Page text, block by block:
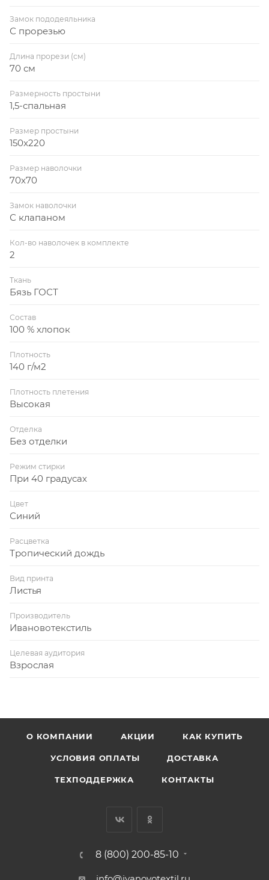
Замок пододеяльника
С прорезью
Длина прорези (см)
70 см
Размерность простыни
1,5-спальная
Размер простыни
150x220
Размер наволочки
70x70
Замок наволочки
С клапаном
Кол-во наволочек в комплекте
2
Ткань
Бязь ГОСТ
Состав
100 % хлопок
Плотность
140 г/м2
Плотность плетения
Высокая
Отделка
Без отделки
Режим стирки
При 40 градусах
Цвет
Синий
Расцветка
Тропический дождь
Вид принта
Листья
Производитель
Ивановотекстиль
Целевая аудитория
Взрослая
О КОМПАНИИ АКЦИИ КАК КУПИТЬ
УСЛОВИЯ ОПЛАТЫ ДОСТАВКА
ТЕХПОДДЕРЖКА КОНТАКТЫ
8 (800) 200-85-10